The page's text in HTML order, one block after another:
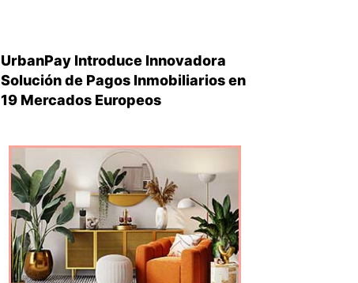
UrbanPay Introduce Innovadora
Solución de Pagos Inmobiliarios en
19 Mercados Europeos